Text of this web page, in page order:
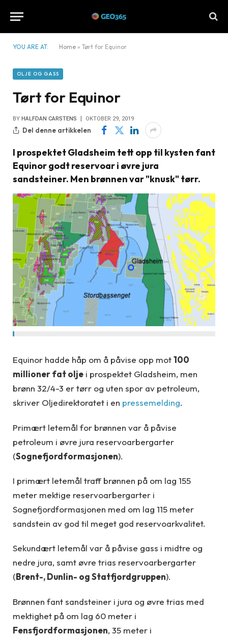
YOU ARE AT: Home » Tørt for Equinor
OLJE OG GASS
Tørt for Equinor
BY HALFDAN CARSTENS OKTOBER 29, 2019
Del denne artikkelen
I prospektet Gladsheim tett opp til kysten fant
Equinor godt reservoar i øvre jura
sandsteiner. Men brønnen var "knusk" tørr.
Equinor hadde håp om å påvise opp mot100
millioner fat olje i prospektet Gladsheim, men
brønn 32/4-3 er tørr og uten spor av petroleum,
skriver Oljedirektoratet i en pressemelding.
Primært letemål for brønnen var å påvise
petroleum i øvre jura reservoarbergarter
(Sognefjordformasjonen).
I primært letemål traff brønnen på om lag 155
meter mektige reservoarbergarter i
Sognefjordformasjonen med om lag 115 meter
sandstein av god til meget god reservoarkvalitet.
Sekundært letemål var å påvise gass i midtre og
nedre jura, samt øvre trias reservoarbergarter
(Brent-, Dunlin- og Statfjordgruppen).
Brønnen fant sandsteiner i jura og øvre trias med
mektighet på om lag 60 meter i
Fensfjordformasjonen, 35 meter i